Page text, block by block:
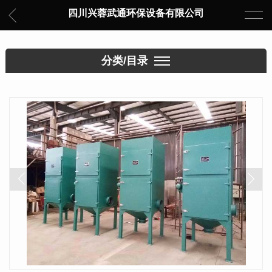
四川兴蓉武通环保设备有限公司
分类/目录